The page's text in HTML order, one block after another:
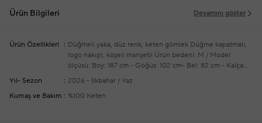
Ürün Bilgileri Devamını göster
Ürün Özellikleri Düğmeli yaka, düz renk, keten gömlek Düğme kapatmalı,
logo nakışlı, köşeli manşetli Ürün bedeni: M / Model
ölçüsü: Boy: 187 cm - Göğüs: 102 cm- Bel: 82 cm - Kalça:
92 cm
Yeni sezon hazır giyim alışverişlerinizde ücretsiz
tadilat yapılmaktadır
Yıl- Sezon
2026 - İlkbahar / Yaz
Kumaş ve Bakım
%100 Keten